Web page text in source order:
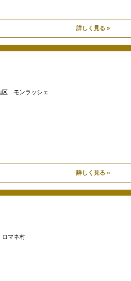
詳しく見る »
区 モンラッシェ
詳しく見る »
ロマネ村